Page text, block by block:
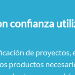
confianza
de
productos